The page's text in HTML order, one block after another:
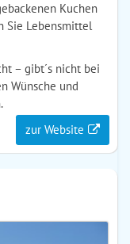
Kuchen
Sie Lebensmittel
– gibt´s nicht bei
Wünsche und
zur Website